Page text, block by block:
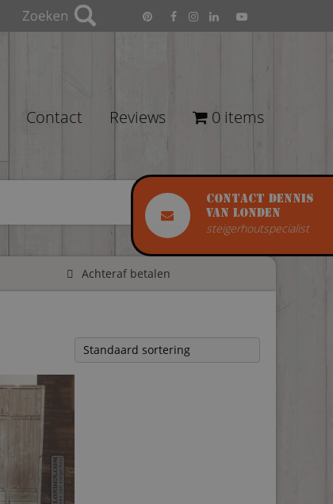
Contact Dennis
van Londen
steigerhoutspecialist
Contact Reviews 0 items
Achteraf betalen